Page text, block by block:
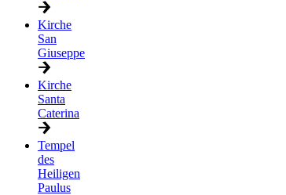
Kirche
San
Giuseppe
Kirche
Santa
Caterina
Tempel
des
Heiligen
Paulus